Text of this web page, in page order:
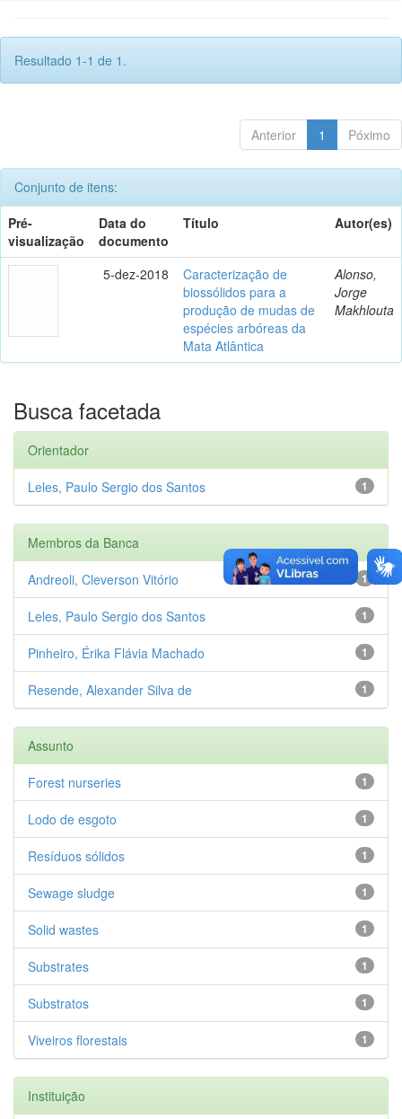
Resultado 1-1 de 1.
Anterior 1 Póximo
Conjunto de itens:
Pré-
visualização
Data do
documento
Título Autor(es)
5-dez-2018
Caracterização de
biossólidos para a
produção de mudas de
espécies arbóreas da
Mata Atlântica
Alonso,
Jorge
Makhlouta
Busca facetada
Orientador
1
Leles, Paulo Sergio dos Santos
Membros da Banca
1
Andreoli, Cleverson Vitório
1
Leles, Paulo Sergio dos Santos
1
Pinheiro, Érika Flávia Machado
1
Resende, Alexander Silva de
Assunto
1
Forest nurseries
1
Lodo de esgoto
1
Resíduos sólidos
1
Sewage sludge
1
Solid wastes
1
Substrates
1
Substratos
1
Viveiros florestais
Instituição